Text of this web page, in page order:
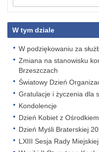
W tym dziale
W podziękowaniu za
Zmiana na stanowisku
Brzeszczach
Światowy Dzień
Gratulacje i życzenia dla
Kondolencje
Dzień Kobiet z
Dzień Myśli Braterskiej
LXIII Sesja Rady